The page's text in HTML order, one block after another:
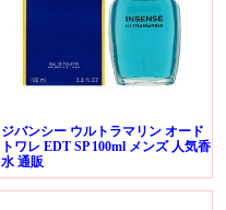
ジバンシー ウルトラマリン オード
トワレ EDT SP 100ml メンズ 人気香
水 通販